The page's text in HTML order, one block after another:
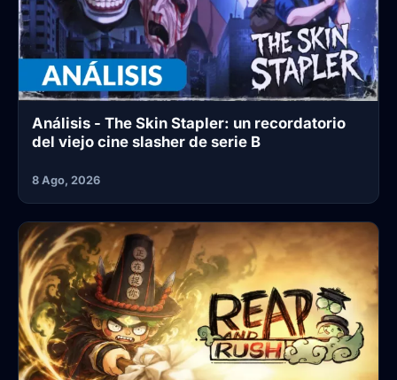
Análisis - The Skin Stapler: un recordatorio
del viejo cine slasher de serie B
8 Ago, 2026